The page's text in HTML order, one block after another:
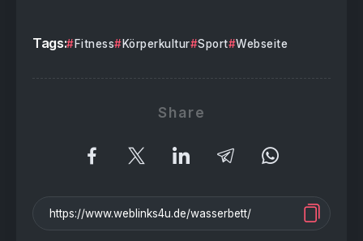
Tags: Fitness Körperkultur Sport Webseite
Share